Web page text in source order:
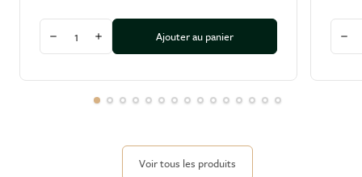
Diminuer la quantité
Augmenter la quantité
Ajouter au panier
Voir tous les produits